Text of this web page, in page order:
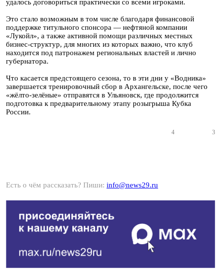
удалось договориться практически со всеми игроками.
Это стало возможным в том числе благодаря финансовой
поддержке титульного спонсора — нефтяной компании
«Лукойл», а также активной помощи различных местных
бизнес-структур, для многих из которых важно, что клуб
находится под патронажем региональных властей и лично
губернатора.
Что касается предстоящего сезона, то в эти дни у «Водника»
завершается тренировочный сбор в Архангельске, после чего
«жёлто-зелёные» отправятся в Ульяновск, где продолжится
подготовка к предварительному этапу розыгрыша Кубка
России.
4 3
Есть о чём рассказать? Пиши: info@news29.ru